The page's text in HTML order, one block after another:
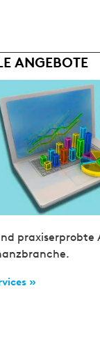
ANGEBOTE
praxiserprobte
»